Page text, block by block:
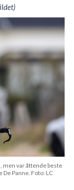
men var åttende beste
Panne. Foto: LC